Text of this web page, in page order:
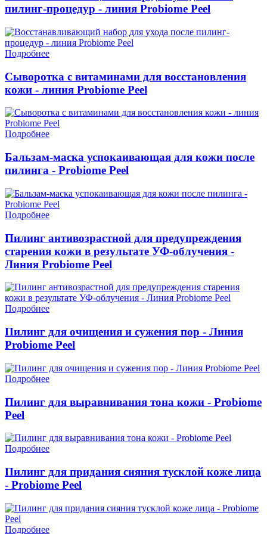
пилинг-процедур - линия Probiome Peel
Подробнее
Сыворотка с витаминами для восстановления
кожи - линия Probiome Peel
Подробнее
Бальзам-маска успокаивающая для кожи после
пилинга - Probiome Peel
Подробнее
Пилинг антивозрастной для предупреждения
старения кожи в результате УФ-облучения -
Линия Probiome Peel
Подробнее
Пилинг для очищения и сужения пор - Линия
Probiome Peel
Подробнее
Пилинг для выравнивания тона кожи - Probiome
Peel
Подробнее
Пилинг для придания сияния тусклой коже лица
- Probiome Peel
Подробнее